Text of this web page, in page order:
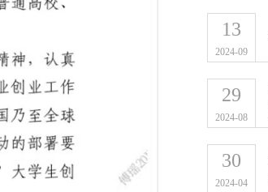
13
2024-09
29
2024-08
30
2024-04